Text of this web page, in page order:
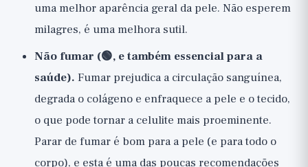
uma melhor aparência geral da pele. Não esperem
milagres, é uma melhora sutil.
Não fumar (🟢, e também essencial para a
saúde). Fumar prejudica a circulação sanguínea,
degrada o colágeno e enfraquece a pele e o tecido,
o que pode tornar a celulite mais proeminente.
Parar de fumar é bom para a pele (e para todo o
corpo), e esta é uma das poucas recomendações